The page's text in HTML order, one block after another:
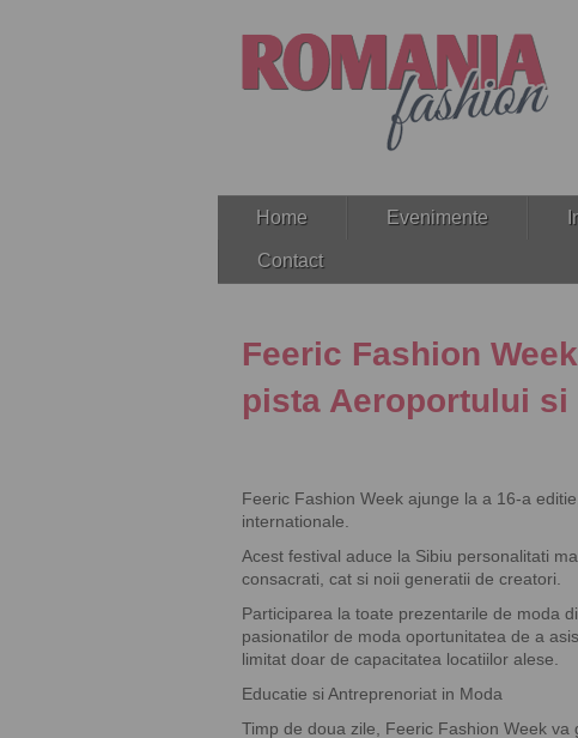
Home Evenimente
Contact
Feeric Fashion
pista Aeroportului
Feeric Fashion Week ajunge la a 16-a
internationale.
Acest festival aduce la Sibiu personalitati
consacrati, cat si noii generatii de creatori.
Participarea la toate prezentarile de moda
pasionatilor de moda oportunitatea de a
limitat doar de capacitatea locatiilor alese.
Educatie si Antreprenoriat in Moda
Timp de doua zile, Feeric Fashion Week